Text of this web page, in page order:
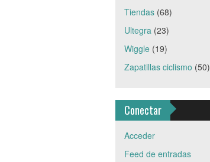
Tiendas(68)
Ultegra(23)
Wiggle(19)
Zapatillas ciclismo (50)
Conectar
Acceder
Feed de entradas